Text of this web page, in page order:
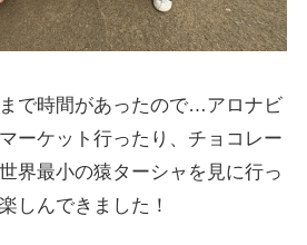
で時間があったので…アロナビ
ーケット行ったり、チョコレー
界最小の猿ターシャを見に行っ
しんできました！